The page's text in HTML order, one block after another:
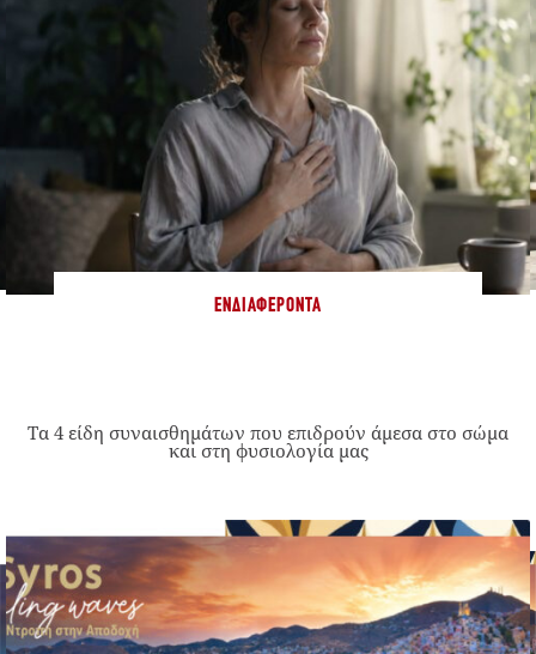
ΕΝΔΙΑΦΈΡΟΝΤΑ
Τα 4 είδη συναισθημάτων που επιδρούν άμεσα στο σώμα
και στη φυσιολογία μας